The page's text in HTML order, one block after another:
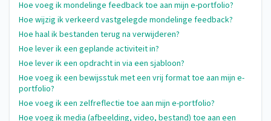
Hoe voeg ik mondelinge feedback toe aan mijn e-portfolio?
Hoe wijzig ik verkeerd vastgelegde mondelinge feedback?
Hoe haal ik bestanden terug na verwijderen?
Hoe lever ik een geplande activiteit in?
Hoe lever ik een opdracht in via een sjabloon?
Hoe voeg ik een bewijsstuk met een vrij format toe aan mijn e-
portfolio?
Hoe voeg ik een zelfreflectie toe aan mijn e-portfolio?
Hoe voeg ik media (afbeelding, video, bestand) toe aan een